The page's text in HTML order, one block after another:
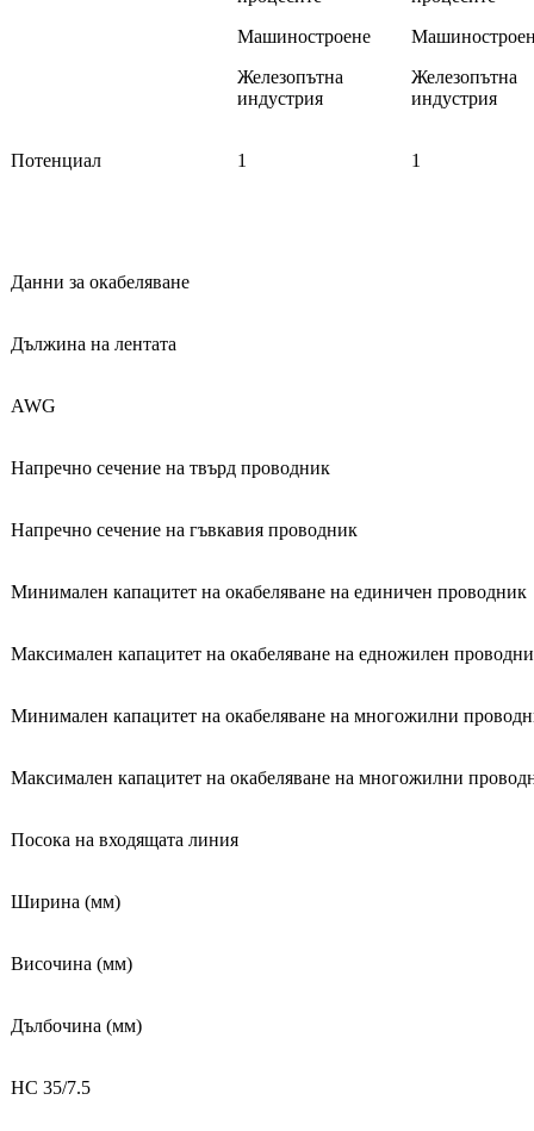
Машиностроене
Железопътна
индустрия
Железопътна
индустрия
Потенциал 1 1
Данни за окабеляване
Дължина на лентата
AWG
Напречно сечение на твърд проводник
Напречно сечение на гъвкавия проводник
Минимален капацитет на окабеляване на единичен проводник
Максимален капацитет на окабеляване на едножилен
Минимален капацитет на окабеляване на многожилни
Максимален капацитет на окабеляване на многожилни
Посока на входящата линия
Ширина (мм)
Височина (мм)
Дълбочина (мм)
НС 35/7.5